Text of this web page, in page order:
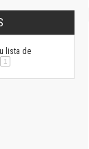
1
lista de